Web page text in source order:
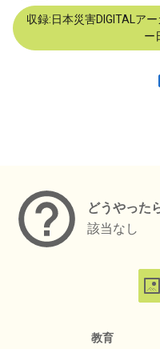
収録:日本災害DIGITALア
ー
どうやった
該当なし
教育